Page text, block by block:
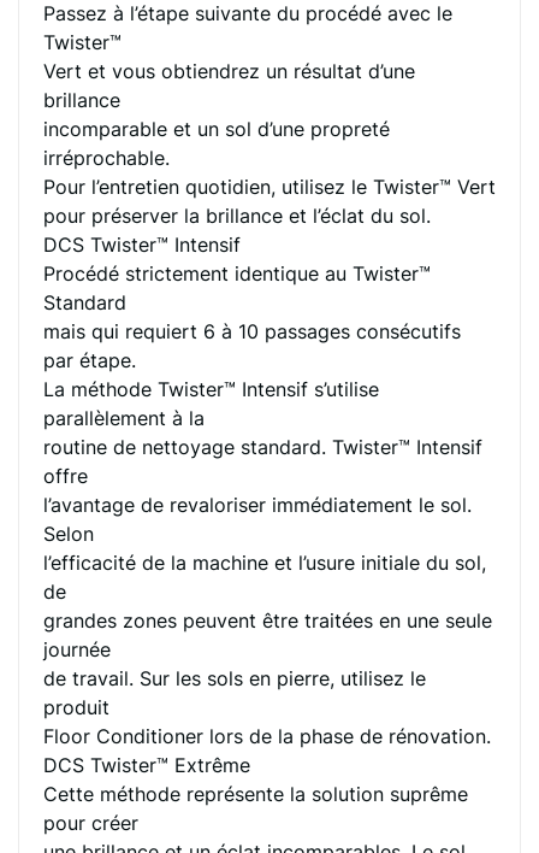
Passez à l’étape suivante du procédé avec le
Twister™
Vert et vous obtiendrez un résultat d’une
brillance
incomparable et un sol d’une propreté
irréprochable.
Pour l’entretien quotidien, utilisez le Twister™ Vert
pour préserver la brillance et l’éclat du sol.
DCS Twister™ Intensif
Procédé strictement identique au Twister™
Standard
mais qui requiert 6 à 10 passages consécutifs
par étape.
La méthode Twister™ Intensif s’utilise
parallèlement à la
routine de nettoyage standard. Twister™ Intensif
offre
l’avantage de revaloriser immédiatement le sol.
Selon
l’efficacité de la machine et l’usure initiale du sol,
de
grandes zones peuvent être traitées en une seule
journée
de travail. Sur les sols en pierre, utilisez le
produit
Floor Conditioner lors de la phase de rénovation.
DCS Twister™ Extrême
Cette méthode représente la solution suprême
pour créer